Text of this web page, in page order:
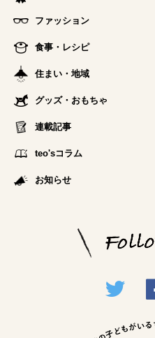
ファッション
食事・レシピ
住まい・地域
グッズ・おもちゃ
連載記事
teo'sコラム
お知らせ